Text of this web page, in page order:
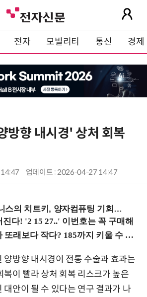
전자 모빌리티 통신 경제
방향 내시경' 상처 회복
업데이트 : 2026-04-27 14:47
, 양자컴퓨팅 기회를 선점하라! (8/28 강남역)
양방향 내시경이 전통 수술과 효과는
복이 빨라 상처 회복 리스크가 높은
대안이 될 수 있다는 연구 결과가 나